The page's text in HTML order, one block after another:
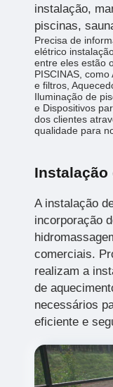
instalação,
piscinas,
Precisa de
elétrico
entre eles estão
PISCINAS,
e filtros,
Iluminação de
e Dispositivos
dos clientes
qualidade para
Instalação
A instalação
incorporação
comerciais.
realizam a
de
necessários
eficiente e